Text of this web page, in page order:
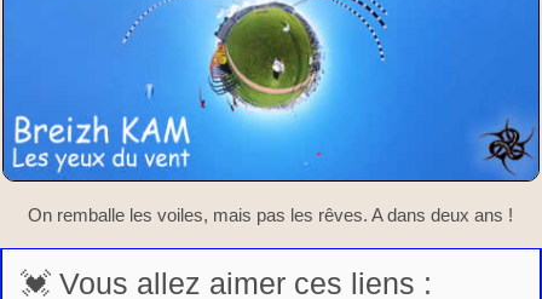
On remballe les voiles, mais pas les rêves. A dans deux ans !
💓 Vous allez aimer ces liens :